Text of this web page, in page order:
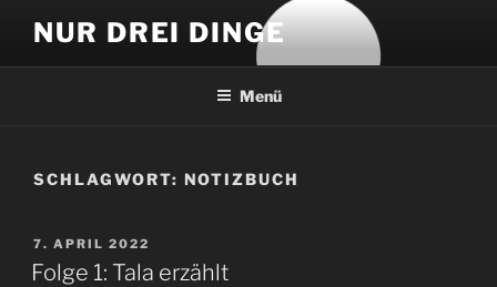
Inhalt
springen
NUR DREI DINGE
Menü
SCHLAGWORT: NOTIZBUCH
VERÖFFENTLICHT
AM
7. APRIL 2022
Folge 1: Tala erzählt